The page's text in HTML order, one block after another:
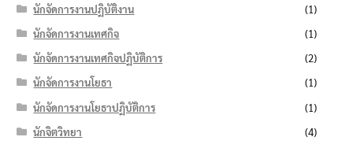
นักจัดการงานปฏิบัติงาน
(1)
นักจัดการงานเทศกิจ
(1)
นักจัดการงานเทศกิจปฏิบัติการ
(2)
นักจัดการงานโยธา
(1)
นักจัดการงานโยธาปฏิบัติการ
(1)
นักจิตวิทยา
(4)